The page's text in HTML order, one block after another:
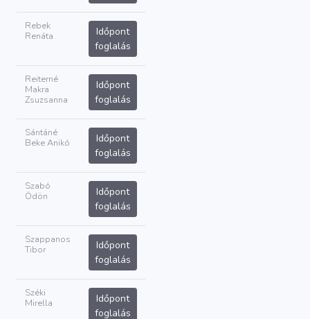
Rebek
Renáta
Időpont
foglalás
Reiterné
Makra
Zsuzsanna
Időpont
foglalás
Sántáné
Beke Anikó
Időpont
foglalás
Szabó
Ödön
Időpont
foglalás
Szappanos
Tibor
Időpont
foglalás
Széki
Mirella
Időpont
foglalás